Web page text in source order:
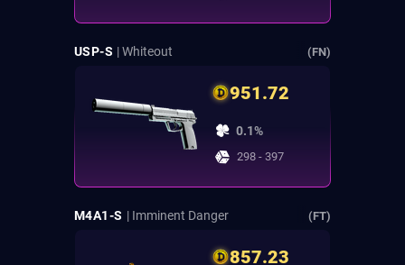
USP-S | Whiteout (FN)
951.72
0.1%
298 - 397
M4A1-S | Imminent Danger (FT)
857.23